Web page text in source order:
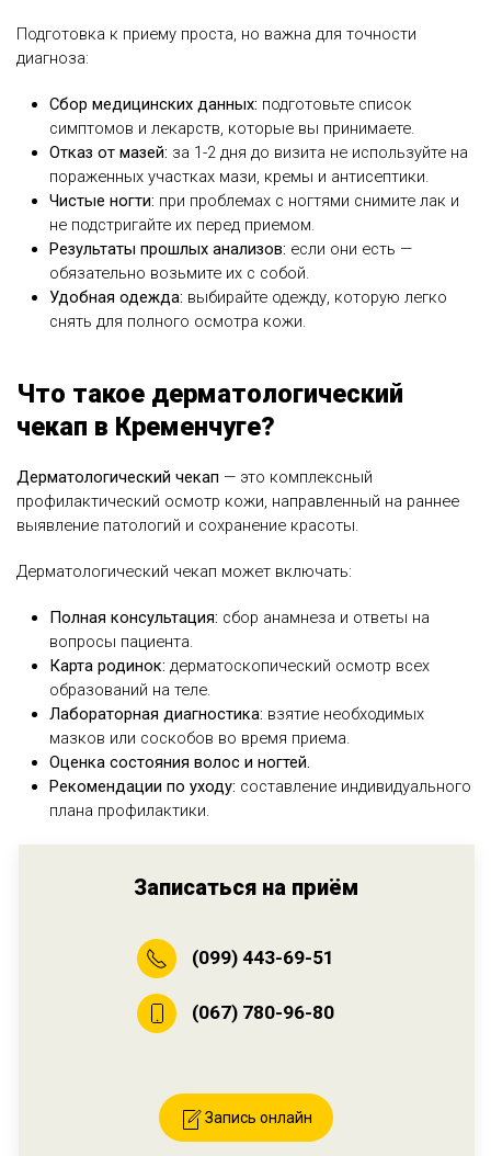
Подготовка к приему проста, но важна для точности
диагноза:
Сбор медицинских данных: подготовьте список
симптомов и лекарств, которые вы принимаете.
Отказ от мазей: за 1-2 дня до визита не используйте на
пораженных участках мази, кремы и антисептики.
Чистые ногти: при проблемах с ногтями снимите лак и
не подстригайте их перед приемом.
Результаты прошлых анализов: если они есть —
обязательно возьмите их с собой.
Удобная одежда: выбирайте одежду, которую легко
снять для полного осмотра кожи.
Что такое дерматологический
чекап в Кременчуге?
Дерматологический чекап — это комплексный
профилактический осмотр кожи, направленный на раннее
выявление патологий и сохранение красоты.
Дерматологический чекап может включать:
Полная консультация: сбор анамнеза и ответы на
вопросы пациента.
Карта родинок: дерматоскопический осмотр всех
образований на теле.
Лабораторная диагностика: взятие необходимых
мазков или соскобов во время приема.
Оценка состояния волос и ногтей.
Рекомендации по уходу: составление индивидуального
плана профилактики.
Записаться на приём
(099) 443-69-51
(067) 780-96-80
Запись онлайн